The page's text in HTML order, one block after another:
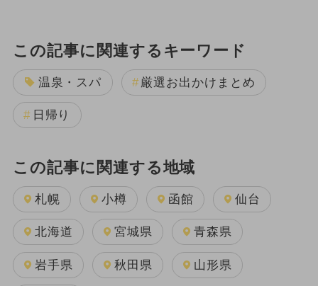
この記事に関連するキーワード
温泉・スパ 厳選お出かけまとめ
日帰り
この記事に関連する地域
札幌 小樽 函館 仙台
北海道 宮城県 青森県
岩手県 秋田県 山形県